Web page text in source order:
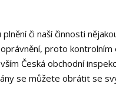
či naší činnosti
proto
Česká obchodní
se můžete obrátit se